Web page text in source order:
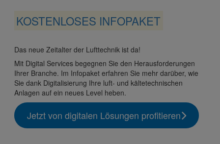
KOSTEN­LOSES INFO­PAKET
Das neue Zeit­alter der Luft­technik ist da!
Mit Digital Services begegnen Sie den Heraus­for­de­rungen
Ihrer Branche. Im Info­paket erfahren Sie mehr darüber, wie
Sie dank Digitalisierung Ihre luft- und kälte­tech­ni­schen
Anlagen auf ein neues Level heben.
Jetzt von digi­talen Lösungen profi­tieren